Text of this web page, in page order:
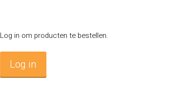
Log in om producten te bestellen.
Log in